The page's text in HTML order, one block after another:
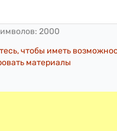
2000
чтобы иметь
материалы